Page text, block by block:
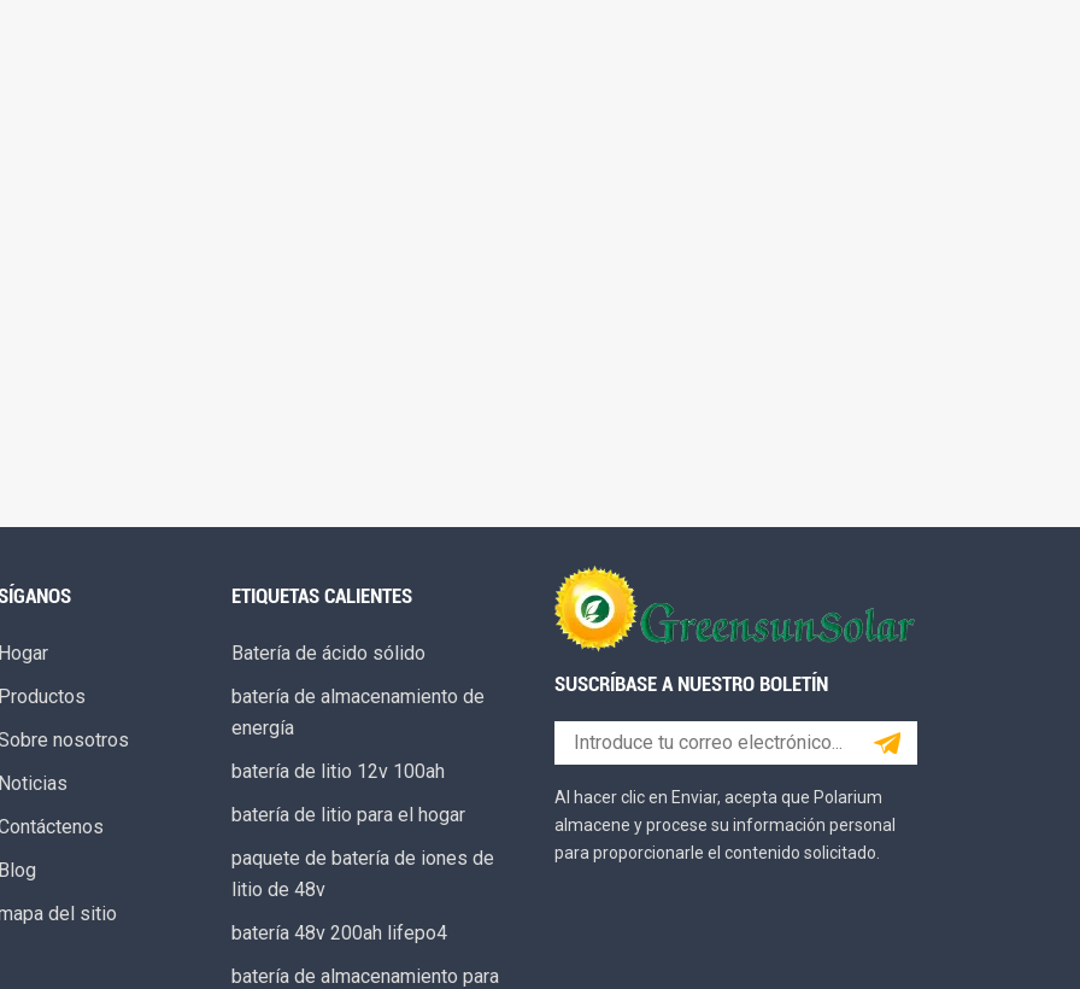
Hogar
Productos
nosotros
Noticias
Blog
del sitio
ETIQUETAS CALIENTES
Batería de ácido sólido
batería de almacenamiento de
energía
batería de litio 12v 100ah
batería de litio para el hogar
paquete de batería de iones de
litio de 48v
batería 48v 200ah lifepo4
batería de almacenamiento para
SUSCRÍBASE A NUESTRO BOLETÍN
Al hacer clic en Enviar, acepta que Polarium
almacene y procese su información personal
para proporcionarle el contenido solicitado.